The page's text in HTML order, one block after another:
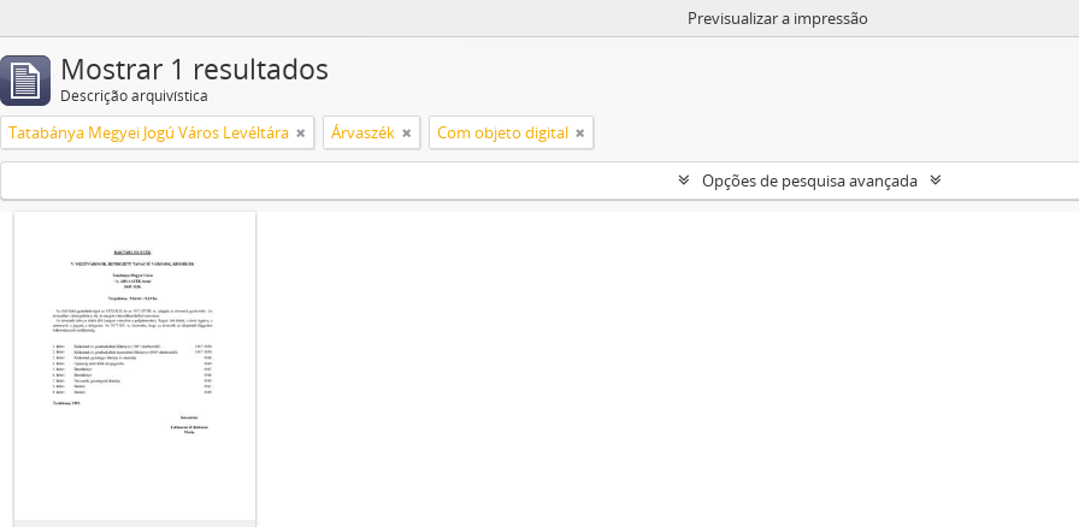
Previsualizar a impressão
Mostrar 1 resultados
Descrição arquivística
Tatabánya Megyei Jogú Város Levéltára Árvaszék Com objeto digital
Opções de pesquisa avançada